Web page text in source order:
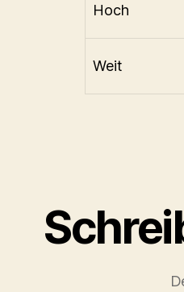
Hoch
Weit